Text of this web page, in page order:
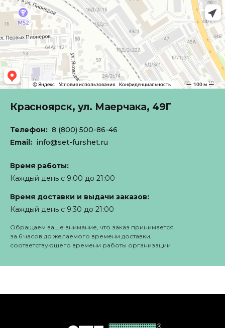
Красноярск, ул. Маерчака, 49Г
Телефон: 8 (800) 500-86-46
Email: info@set-furshet.ru
Время работы:
Каждый день с 9:00 до 21:00
Время доставки и выдачи заказов:
Каждый день с 9:30 до 21:00
Обращаем ваше внимание, что заказ принимается
за 6 часов до желаемого времени доставки,
соответствующего времени работы организации